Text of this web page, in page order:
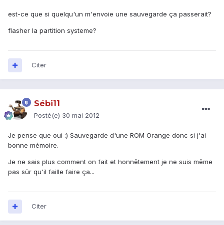
est-ce que si quelqu'un m'envoie une sauvegarde ça passerait?
flasher la partition systeme?
Citer
Sébi11
Posté(e) 30 mai 2012
Je pense que oui :) Sauvegarde d'une ROM Orange donc si j'ai
bonne mémoire.
Je ne sais plus comment on fait et honnêtement je ne suis même
pas sûr qu'il faille faire ça...
Citer